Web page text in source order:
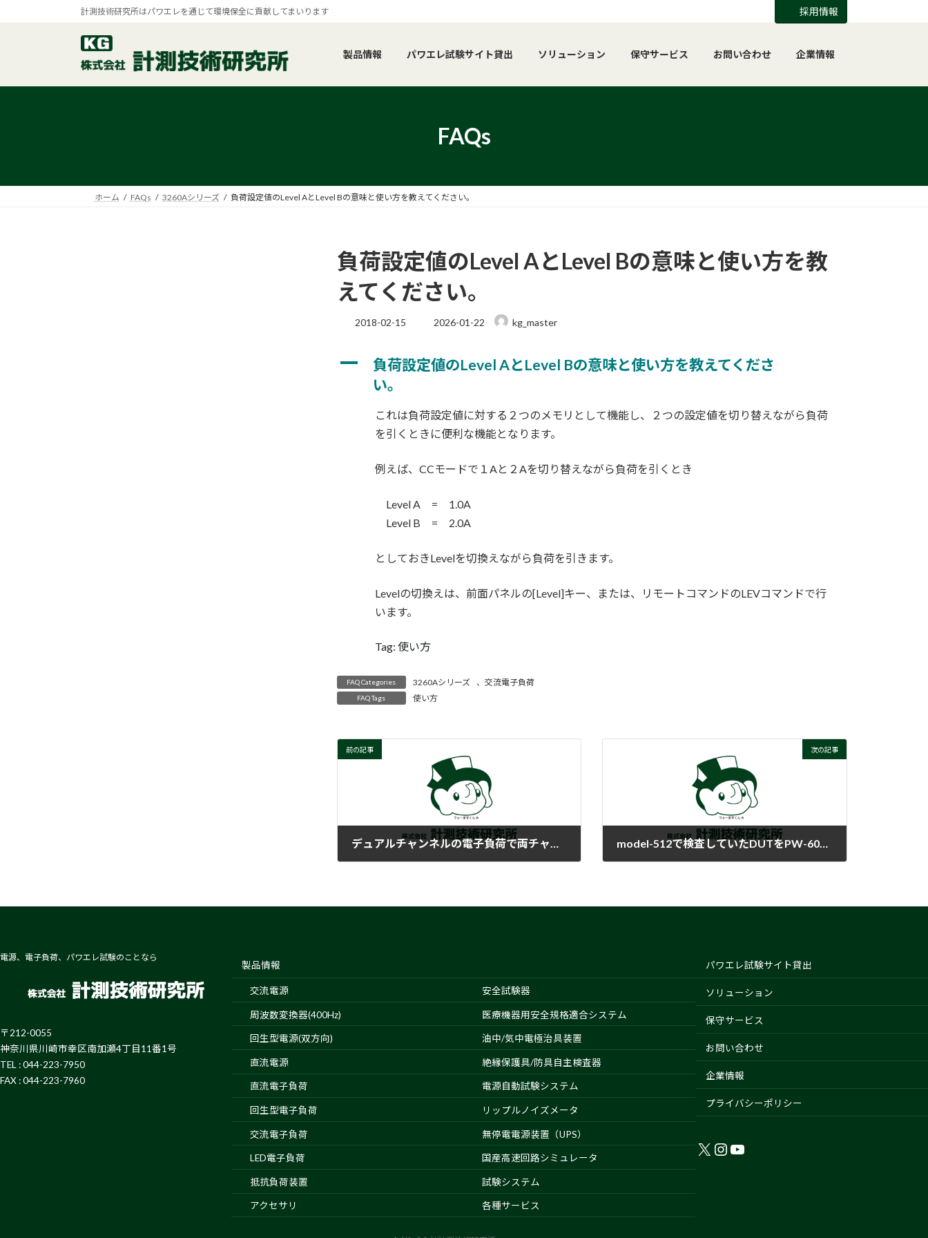
へ
ョ
計測技術研究所はパワエレを通じて環境保全に貢献してまいります 採用情報
製品情報 パワエレ試験サイト貸出 ソリューション 保守サービス お問い合わせ 企業情報
FAQs
ホーム FAQs 3260Aシリーズ 負荷設定値のLevel AとLevel Bの意味と使い方を教えてください。
負荷設定値のLevel AとLevel Bの意味と使い方を教
えてください。
2018-02-15
最
新
日
2026-01-22 kg_master
A
負荷設定値のLevel AとLevel Bの意味と使い方を教えてくださ
い。
これは負荷設定値に対する２つのメモリとして機能し、２つの設定値を切り替えながら負荷
を引くときに便利な機能となります。
例えば、CCモードで１Aと２Aを切り替えながら負荷を引くとき
Level A = 1.0A
Level B = 2.0A
としておきLevelを切換えながら負荷を引きます。
Levelの切換えは、前面パネルの[Level]キー、または、リモートコマンドのLEVコマンドで行
います。
Tag: 使い方
FAQ Categories 3260Aシリーズ 、交流電子負荷
FAQ Tags 使い方
前の記事
デュアルチャンネルの電子負荷で両チャンネルを同時にLOAD ONにすることはできますか？
次の記事
model-512で検査していたDUTをPW-600Eシステムでmodel-602を使用して検査したら、DUTの入力突入電流が大きくなりました。何故ですか？
電源、電子負荷、パワエレ試験のことなら
〒212-0055
神奈川県川崎市幸区南加瀬4丁目11番1号
TEL : 044-223-7950
FAX : 044-223-7960
製品情報
交流電源
周波数変換器(400Hz)
回生型電源(双方向)
直流電源
直流電子負荷
回生型電子負荷
交流電子負荷
LED電子負荷
抵抗負荷装置
アクセサリ
安全試験器
医療機器用安全規格適合システム
油中/気中電極治具装置
絶縁保護具/防具自主検査器
電源自動試験システム
リップルノイズメータ
無停電電源装置（UPS）
国産高速回路シミュレータ
試験システム
各種サービス
パワエレ試験サイト貸出
ソリューション
保守サービス
お問い合わせ
企業情報
プライバシーポリシー
X Instagram
YouTube